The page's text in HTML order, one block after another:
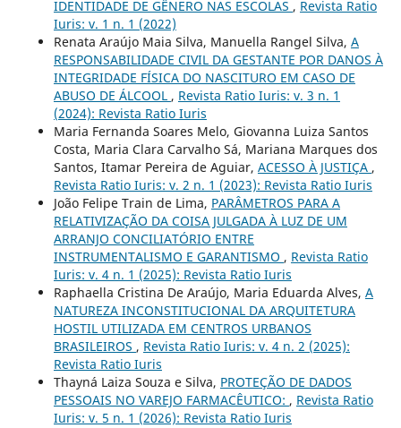
IDENTIDADE DE GÊNERO NAS ESCOLAS , Revista Ratio
Iuris: v. 1 n. 1 (2022)
Renata Araújo Maia Silva, Manuella Rangel Silva, A
RESPONSABILIDADE CIVIL DA GESTANTE POR DANOS À
INTEGRIDADE FÍSICA DO NASCITURO EM CASO DE
ABUSO DE ÁLCOOL , Revista Ratio Iuris: v. 3 n. 1
(2024): Revista Ratio Iuris
Maria Fernanda Soares Melo, Giovanna Luiza Santos
Costa, Maria Clara Carvalho Sá, Mariana Marques dos
Santos, Itamar Pereira de Aguiar, ACESSO À JUSTIÇA ,
Revista Ratio Iuris: v. 2 n. 1 (2023): Revista Ratio Iuris
João Felipe Train de Lima, PARÂMETROS PARA A
RELATIVIZAÇÃO DA COISA JULGADA À LUZ DE UM
ARRANJO CONCILIATÓRIO ENTRE
INSTRUMENTALISMO E GARANTISMO , Revista Ratio
Iuris: v. 4 n. 1 (2025): Revista Ratio Iuris
Raphaella Cristina De Araújo, Maria Eduarda Alves, A
NATUREZA INCONSTITUCIONAL DA ARQUITETURA
HOSTIL UTILIZADA EM CENTROS URBANOS
BRASILEIROS , Revista Ratio Iuris: v. 4 n. 2 (2025):
Revista Ratio Iuris
Thayná Laiza Souza e Silva, PROTEÇÃO DE DADOS
PESSOAIS NO VAREJO FARMACÊUTICO: , Revista Ratio
Iuris: v. 5 n. 1 (2026): Revista Ratio Iuris